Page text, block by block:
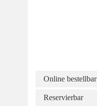
Online bestellbar
Reservierbar